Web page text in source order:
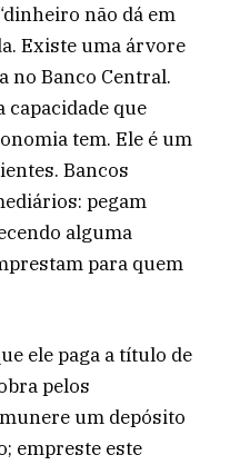
não dá em
Existe uma árvore
no Banco Central.
capacidade que
tem. Ele é um
Bancos
pegam
alguma
para quem
ele paga a título de
pelos
um depósito
empreste este